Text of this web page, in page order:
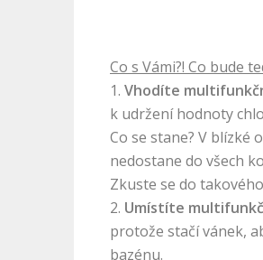
Co s Vámi?! Co bude
1. Vhodíte
k udržení hodnoty
Co se stane? V blízké
nedostane do všech
Zkuste se do
2. Umístíte
protože stačí vánek,
bazénu.